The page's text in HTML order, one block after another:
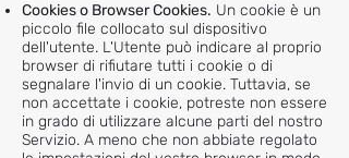
Cookies o Browser Cookies. Un cookie è un
piccolo file collocato sul dispositivo
dell'utente. L'Utente può indicare al proprio
browser di rifiutare tutti i cookie o di
segnalare l'invio di un cookie. Tuttavia, se
non accettate i cookie, potreste non essere
in grado di utilizzare alcune parti del nostro
Servizio. A meno che non abbiate regolato